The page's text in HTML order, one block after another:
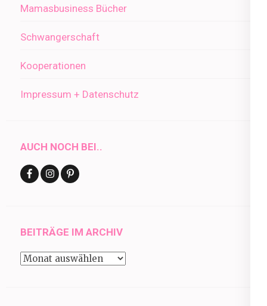
Mamasbusiness Bücher
Schwangerschaft
Kooperationen
Impressum + Datenschutz
AUCH NOCH BEI..
BEITRÄGE IM ARCHIV
Beiträge